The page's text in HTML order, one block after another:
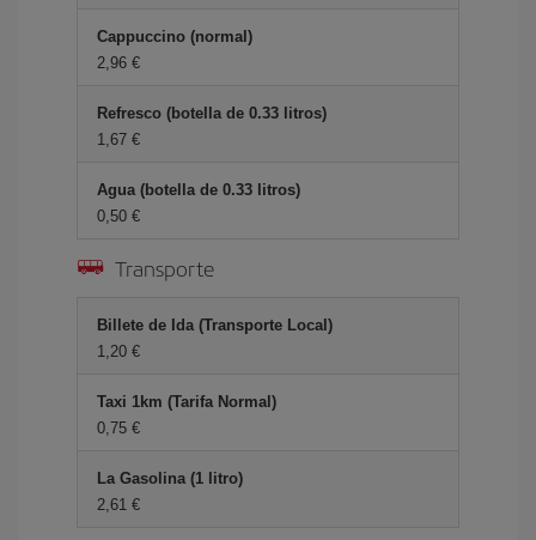
Cappuccino (normal)
2,96 €
Refresco (botella de 0.33 litros)
1,67 €
Agua (botella de 0.33 litros)
0,50 €
Transporte
Billete de Ida (Transporte Local)
1,20 €
Taxi 1km (Tarifa Normal)
0,75 €
La Gasolina (1 litro)
2,61 €